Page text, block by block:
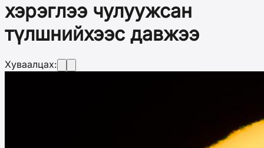
хэрэглээ чулуужсан
түлшнийхээс давжээ
Хуваалцах: